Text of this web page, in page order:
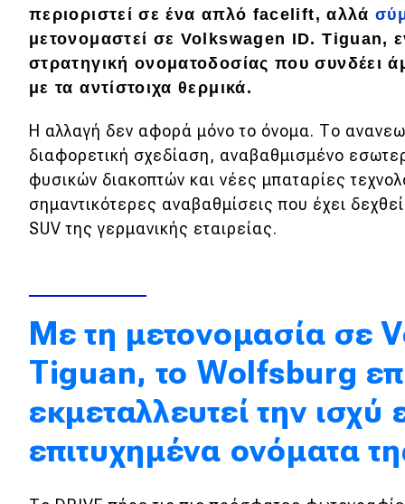
Νέα μοντέλα
Πρωτότυπα
Ελλάδα
Κόσμος
Τεχνολογία
Ασφάλεια
Αγορά
Test Drive
Δοκιμή
Αποστολή
περιοριστεί σε ένα απλό facelift, αλλά
μετονομαστεί σε Volkswagen ID. Tiguan,
στρατηγική ονοματοδοσίας που συνδέει
με τα αντίστοιχα θερμικά.
Η αλλαγή δεν αφορά μόνο το όνομα. Το
διαφορετική σχεδίαση, αναβαθμισμένο
φυσικών διακοπτών και νέες μπαταρίες
σημαντικότερες αναβαθμίσεις που έχει
SUV της γερμανικής εταιρείας.
Με τη μετονομασία σε
Tiguan, το Wolfsburg
εκμεταλλευτεί την ισχύ
επιτυχημένα ονόματα